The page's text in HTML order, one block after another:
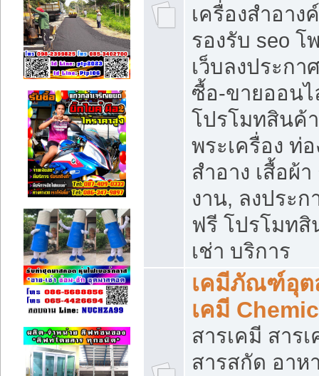
เครื่องสำอา
รองรับ seo โ
เว็บลงประก
ซื้อ-ขายออน
โปรโมทสินค้
พระเครื่อง ท่อ
สำอาง เสื้อผ้
งาน, ลงประ
ฟรี โปรโมท
เช่า บริการ
เคมีภัณฑ์อุต
เคมี
สารเคมี สาร
สารสกัด อาห